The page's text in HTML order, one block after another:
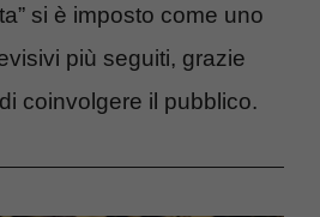
si è imposto come uno
più seguiti, grazie
coinvolgere il pubblico.